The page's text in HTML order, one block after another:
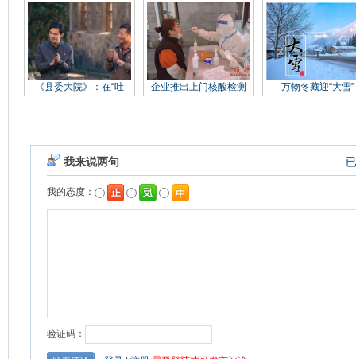
《县委大院》：在“吐 企业推出上门核酸检测 万物冬藏迎“大雪”